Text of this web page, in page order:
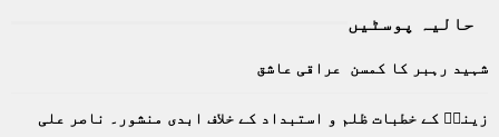
f
r
E
A
R
حالیہ پوسٹیں
شہید رہبر کا کمسن عراقی عاشق
زینبؑ کے خطبات ظلم و استبداد کے خلاف ابدی منشور۔ ناصر علی